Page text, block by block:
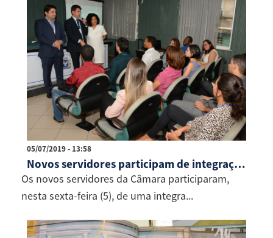
05/07/2019 - 13:58
Novos servidores participam de integração
Os novos servidores da Câmara participaram,
nesta sexta-feira (5), de uma integra...